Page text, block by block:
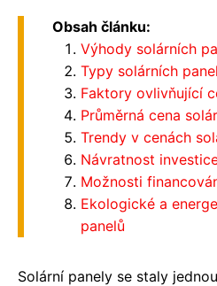
Obsah článku:
Výhody solárních
Typy solárních
Faktory ovlivňující
Průměrná cena
Trendy v cenách
Návratnost
Možnosti
Ekologické a
panelů
Solární panely se staly